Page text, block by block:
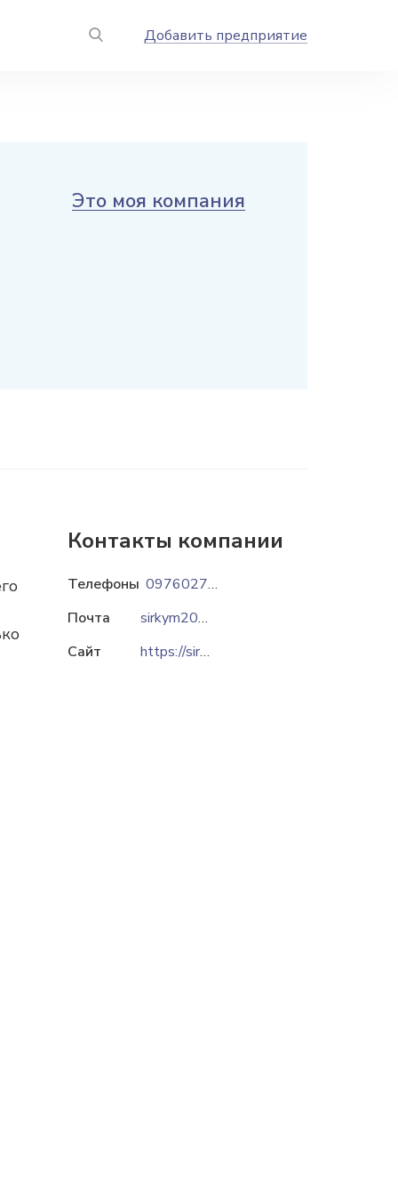
Добавить предприятие
Это моя компания
Контакты компании
Телефоны
0976027426
Почта
sirkym2017@gmail.com
Сайт
https://sirkym.com.ua